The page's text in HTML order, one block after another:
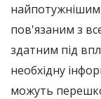
пов'язаним з
здатним під
необхідну
можуть